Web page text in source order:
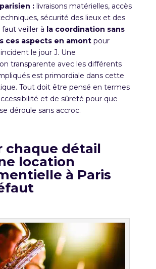
:livraisons matérielles, accès
sécurité des lieux et des
veiller à la coordination sans
ces aspects en amontpour
le jour J. Une
transparente avec les différents
est primordiale dans cette
Tout doit être pensé en termes
et de sûreté pour que
déroule sans accroc.
chaque détail
location
à Paris